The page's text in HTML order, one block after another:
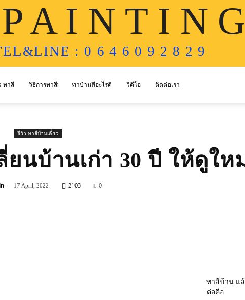
A I N T I N G
: 0 6 4 6 0 9 2 8 2 9
ทาสี วิธีการทาสี ทาบ้านสีอะไรดี วีดีโอ ติดต่อเรา
รีวิว ทาสีบ้านเดี่ยว
นบ้านเก่า 30 ปี ให้ดูให
- 17 April, 2022 2103 0
ทาสีบ้าน แ
ต่อคือ